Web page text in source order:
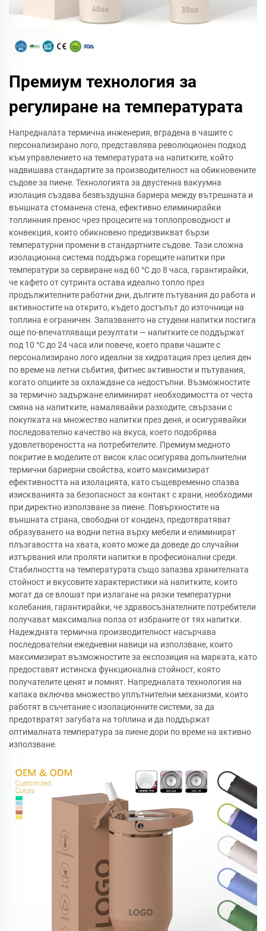
Премиум технология за
регулиране на температурата
Напредналата термична инженерия, вградена в чашите с
персонализирано лого, представлява революционен подход
към управлението на температурата на напитките, който
надвишава стандартите за производителност на обикновените
съдове за пиене. Технологията за двустенна вакуумна
изолация създава безвъздушна бариера между вътрешната и
външната стоманена стена, ефективно елиминирайки
топлинния пренос чрез процесите на топлопроводност и
конвекция, които обикновено предизвикват бързи
температурни промени в стандартните съдове. Тази сложна
изолационна система поддържа горещите напитки при
температури за сервиране над 60 °C до 8 часа, гарантирайки,
че кафето от сутринта остава идеално топло през
продължителните работни дни, дългите пътувания до работа и
активностите на открито, където достъпът до източници на
топлина е ограничен. Запазването на студени напитки постига
още по-впечатляващи резултати — напитките се поддържат
под 10 °C до 24 часа или повече, което прави чашите с
персонализирано лого идеални за хидратация през целия ден
по време на летни събития, фитнес активности и пътувания,
когато опциите за охлаждане са недостъпни. Възможностите
за термично задържане елиминират необходимостта от честа
смяна на напитките, намалявайки разходите, свързани с
покупката на множество напитки през деня, и осигурявайки
последователно качество на вкуса, което подобрява
удовлетвореността на потребителите. Премиум медното
покритие в моделите от висок клас осигурява допълнителни
термични бариерни свойства, които максимизират
ефективността на изолацията, като същевременно спазва
изискванията за безопасност за контакт с храни, необходими
при директно използване за пиене. Повърхностите на
външната страна, свободни от конденз, предотвратяват
образуването на водни петна върху мебели и елиминират
плъзгавостта на хвата, която може да доведе до случайни
изтървания или проляти напитки в професионални среди.
Стабилността на температурата също запазва хранителната
стойност и вкусовите характеристики на напитките, които
могат да се влошат при излагане на рязки температурни
колебания, гарантирайки, че здравосъзнателните потребители
получават максимална полза от избраните от тях напитки.
Надеждната термична производителност насърчава
последователни ежедневни навици на използване, които
максимизират възможностите за експозиция на марката, като
предоставят истинска функционална стойност, която
получателите ценят и помнят. Напредналата технология на
капака включва множество уплътнителни механизми, които
работят в съчетание с изолационните системи, за да
предотвратят загубата на топлина и да поддържат
оптималната температура за пиене дори по време на активно
използване.